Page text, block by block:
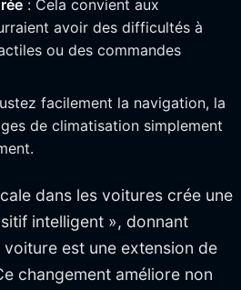
: Cela convient aux
avoir des difficultés à
ou des commandes
facilement la navigation, la
de climatisation simplement
dans les voitures crée une
intelligent », donnant
est une extension de
changement améliore non